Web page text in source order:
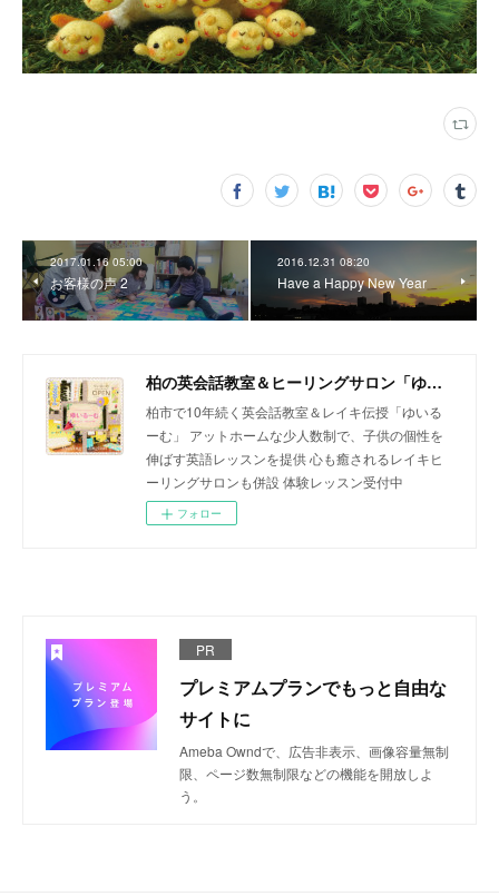
2017.01.16 05:00
お客様の声 2
2016.12.31 08:20
Have a Happy New Year
柏の英会話教室＆ヒーリングサロン「ゆいるーむ」
柏市で10年続く英会話教室＆レイキ伝授「ゆいる
ーむ」 アットホームな少人数制で、子供の個性を
伸ばす英語レッスンを提供 心も癒されるレイキヒ
ーリングサロンも併設 体験レッスン受付中
フォロー
PR
プレミアムプランでもっと自由な
サイトに
Ameba Owndで、広告非表示、画像容量無制
限、ページ数無制限などの機能を開放しよ
う。